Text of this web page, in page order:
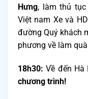
Hưng, làm thủ tục
Việt nam Xe và
đường Quý khách
phương về làm
18h30: Về đến Hà
chương trình!